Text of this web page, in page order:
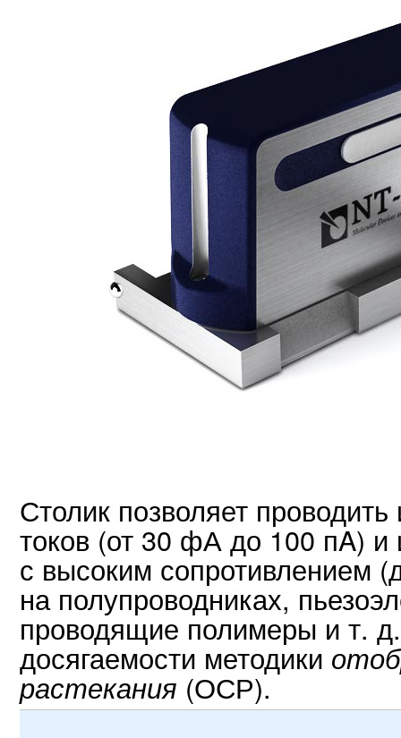
Столик позволяет
токов (от 30 фА до 100 пA)
с высоким сопротивлением
на полупроводниках,
проводящие полимеры и т.
досягаемости методики
растекания (ОСР).